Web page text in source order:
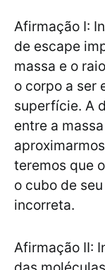
Afirmação I:
de escape
massa e o
o corpo a ser
superfície. A
entre a
teremos que
o cubo de
incorreta.
Afirmação II: